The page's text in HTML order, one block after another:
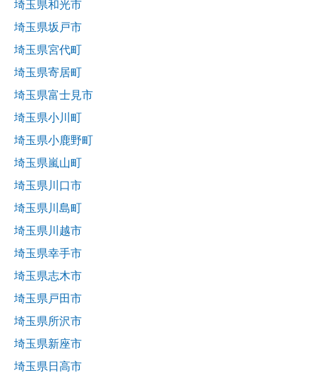
埼玉県和光市
埼玉県坂戸市
埼玉県宮代町
埼玉県寄居町
埼玉県富士見市
埼玉県小川町
埼玉県小鹿野町
埼玉県嵐山町
埼玉県川口市
埼玉県川島町
埼玉県川越市
埼玉県幸手市
埼玉県志木市
埼玉県戸田市
埼玉県所沢市
埼玉県新座市
埼玉県日高市